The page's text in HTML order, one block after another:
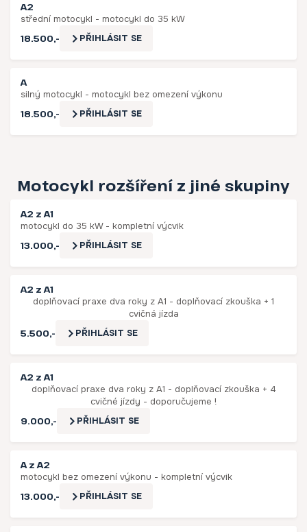
A2
střední motocykl - motocykl do 35 kW
18.500,- PŘIHLÁSIT SE
A
silný motocykl - motocykl bez omezení výkonu
18.500,- PŘIHLÁSIT SE
Motocykl rozšíření z jiné skupiny
A2 z A1
motocykl do 35 kW - kompletní výcvik
13.000,- PŘIHLÁSIT SE
A2 z A1
doplňovací praxe dva roky z A1 - doplňovací zkouška + 1
cvičná jízda
5.500,- PŘIHLÁSIT SE
A2 z A1
doplňovací praxe dva roky z A1 - doplňovací zkouška + 4
cvičné jízdy - doporučujeme !
9.000,- PŘIHLÁSIT SE
A z A2
motocykl bez omezení výkonu - kompletní výcvik
13.000,- PŘIHLÁSIT SE